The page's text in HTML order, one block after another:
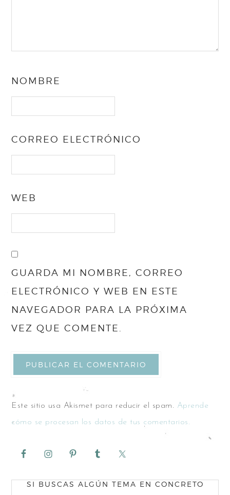
NOMBRE
CORREO ELECTRÓNICO
WEB
GUARDA MI NOMBRE, CORREO
ELECTRÓNICO Y WEB EN ESTE
NAVEGADOR PARA LA PRÓXIMA
VEZ QUE COMENTE.
Este sitio usa Akismet para reducir el spam. Aprende
cómo se procesan los datos de tus comentarios.
SI BUSCAS ALGÚN TEMA EN CONCRETO